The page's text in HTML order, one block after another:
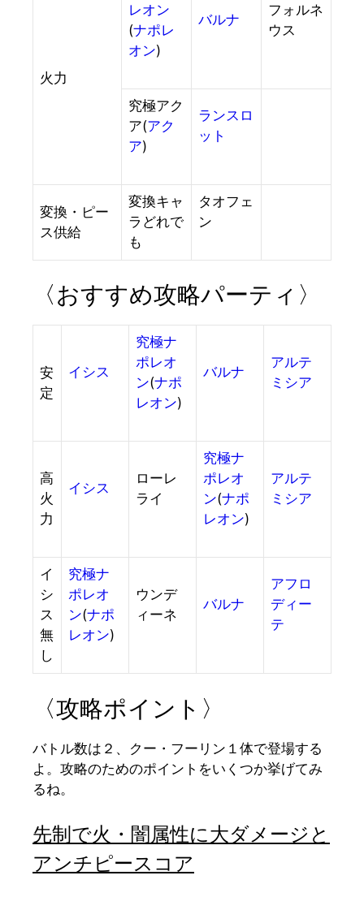
火力
レオン
(ナポレ
オン)
バルナ
フォルネ
ウス
究極アク
ア(アク
ア)
ランスロ
ット
変換・ピー
ス供給
変換キャ
ラどれで
も
タオフェ
ン
〈おすすめ攻略パーティ〉
安
定
イシス
究極ナ
ポレオ
ン(ナポ
レオン)
バルナ
アルテ
ミシア
高
火
力
イシス
ローレ
ライ
究極ナ
ポレオ
ン(ナポ
レオン)
アルテ
ミシア
イ
シ
ス
無
し
究極ナ
ポレオ
ン(ナポ
レオン)
ウンデ
ィーネ
バルナ
アフロ
ディー
テ
〈攻略ポイント〉
バトル数は２、クー・フーリン１体で登場する
よ。攻略のためのポイントをいくつか挙げてみ
るね。
先制で火・闇属性に大ダメージと
アンチピースコア